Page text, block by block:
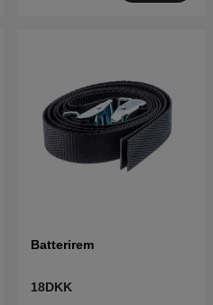
Batterirem
18DKK